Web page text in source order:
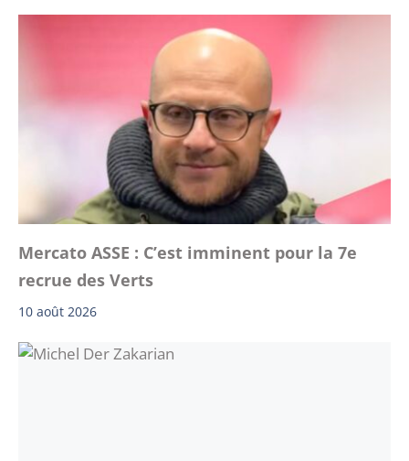
Mercato ASSE : C’est imminent pour la 7e
recrue des Verts
10 août 2026